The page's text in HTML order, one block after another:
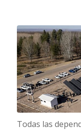
Todas las